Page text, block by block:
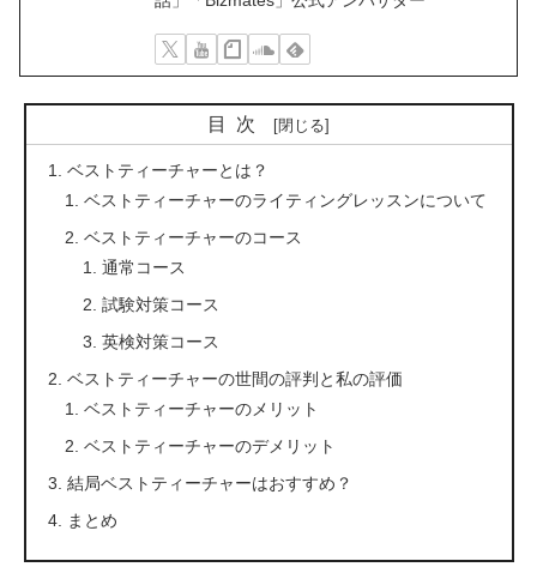
目次
ベストティーチャーとは？
ベストティーチャーのライティングレッスンについて
ベストティーチャーのコース
通常コース
試験対策コース
英検対策コース
ベストティーチャーの世間の評判と私の評価
ベストティーチャーのメリット
ベストティーチャーのデメリット
結局ベストティーチャーはおすすめ？
まとめ